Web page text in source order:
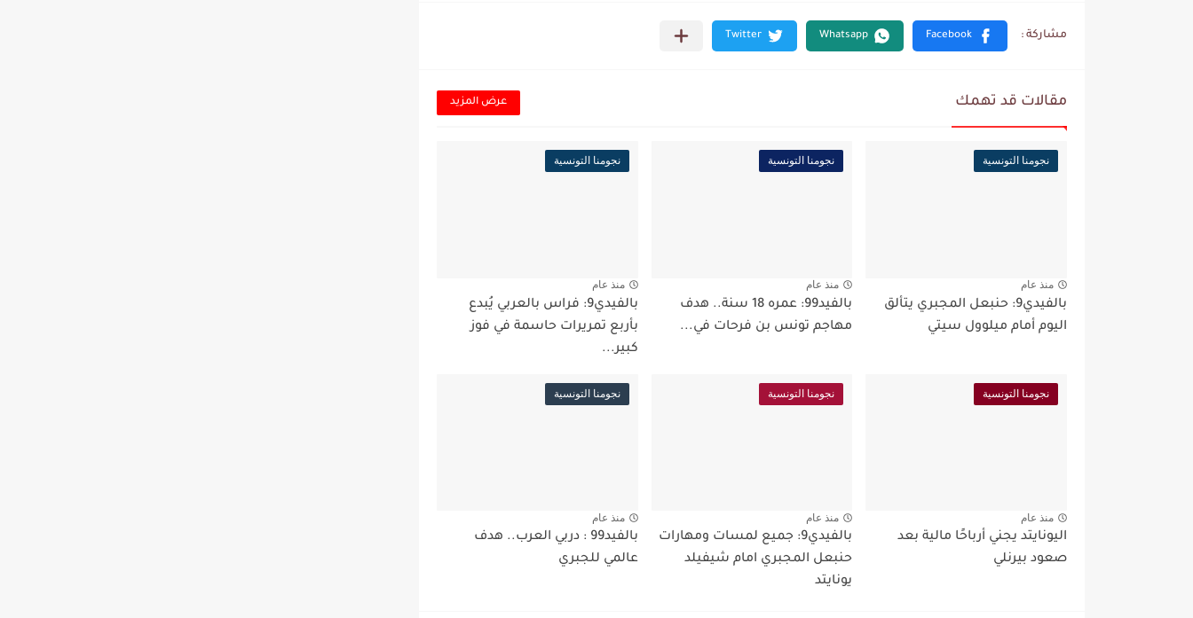
مقالات قد تهمك عرض المزيد
نجومنا التونسية
منذ عام
بالفيدي9: حنبعل المجبري يتألق
اليوم أمام ميلوول سيتي
نجومنا التونسية
منذ عام
بالفيد99: عمره 18 سنة.. هدف
مهاجم تونس بن فرحات في...
نجومنا التونسية
منذ عام
بالفيدي9: فراس بالعربي يُبدع
بأربع تمريرات حاسمة في فوز
كبير...
نجومنا التونسية
منذ عام
اليونايتد يجني أرباحًا مالية بعد
صعود بيرنلي
نجومنا التونسية
منذ عام
بالفيدي9: جميع لمسات ومهارات
حنبعل المجبري امام شيفيلد
يونايتد
نجومنا التونسية
منذ عام
بالفيد99 : دربي العرب.. هدف
عالمي للجبري